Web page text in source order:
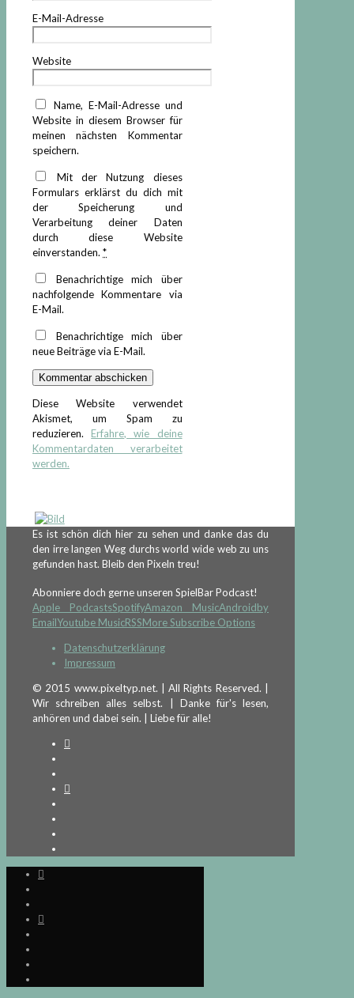
E-Mail-Adresse
Website
Name, E-Mail-Adresse und
Website in diesem Browser für
meinen nächsten Kommentar
speichern.
Mit der Nutzung dieses
Formulars erklärst du dich mit
der Speicherung und
Verarbeitung deiner Daten
durch diese Website
einverstanden. *
Benachrichtige mich über
nachfolgende Kommentare via
E-Mail.
Benachrichtige mich über
neue Beiträge via E-Mail.
Diese Website verwendet
Akismet, um Spam zu
reduzieren. Erfahre, wie deine
Kommentardaten verarbeitet
werden.
Es ist schön dich hier zu sehen und danke das du
den irre langen Weg durchs world wide web zu uns
gefunden hast. Bleib den Pixeln treu!
Abonniere doch gerne unseren SpielBar Podcast!
Apple PodcastsSpotifyAmazon MusicAndroidby
EmailYoutube MusicRSSMore Subscribe Options
Datenschutzerklärung
Impressum
© 2015 www.pixeltyp.net. | All Rights Reserved. |
Wir schreiben alles selbst. | Danke für's lesen,
anhören und dabei sein. | Liebe für alle!